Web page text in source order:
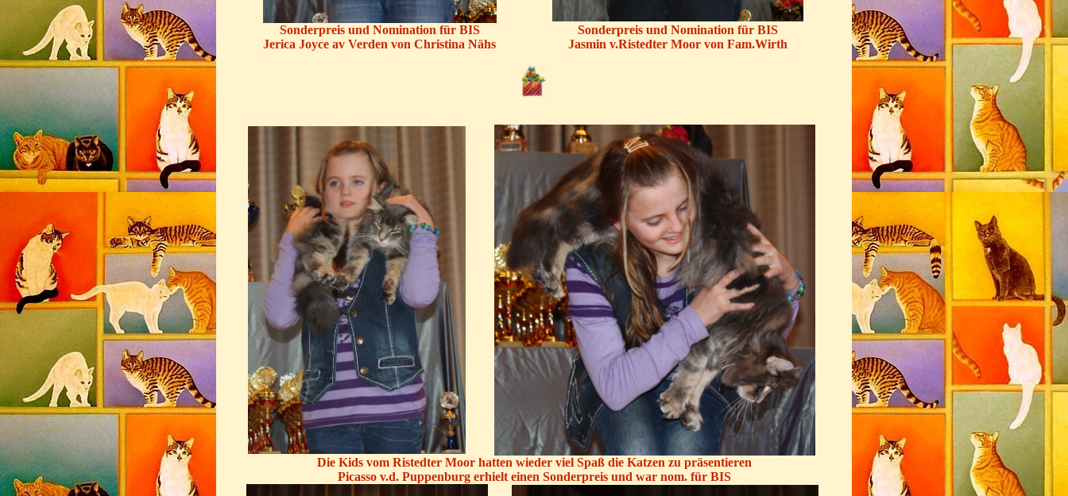
Sonderpreis und Nomination für BIS
Jerica Joyce av Verden von Christina Nähs
Sonderpreis und Nomination für BIS
Jasmin v.Ristedter Moor von Fam.Wirth
Die Kids vom Ristedter Moor hatten wieder viel Spaß die Katzen zu präsentieren
Picasso v.d. Puppenburg erhielt einen Sonderpreis und war nom. für BIS